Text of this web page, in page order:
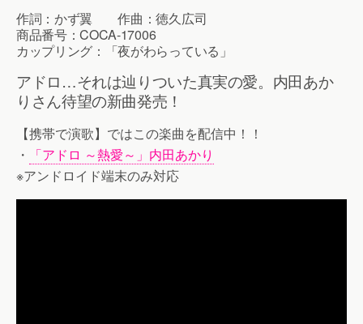
作詞：かず翼 作曲：徳久広司
商品番号：COCA-17006
カップリング：「夜がわらっている」
アドロ…それは辿りついた真実の愛。内田あか
りさん待望の新曲発売！
【携帯で演歌】ではこの楽曲を配信中！！
・
「アドロ ～熱愛～」内田あかり
※アンドロイド端末のみ対応